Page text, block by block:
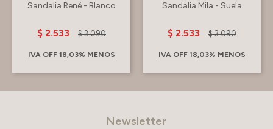
Sandalia René - Blanco
$ 2.533 $ 3.090
IVA OFF 18,03% MENOS
Sandalia Mila - Suela
$ 2.533 $ 3.090
IVA OFF 18,03% MENOS
Newsletter